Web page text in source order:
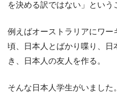
を決める訳ではない」という
例えばオーストラリアにワー
頃、日本人とばかり喋り、
き、日本人の友人を作る。
そんな日本人学生がいました。